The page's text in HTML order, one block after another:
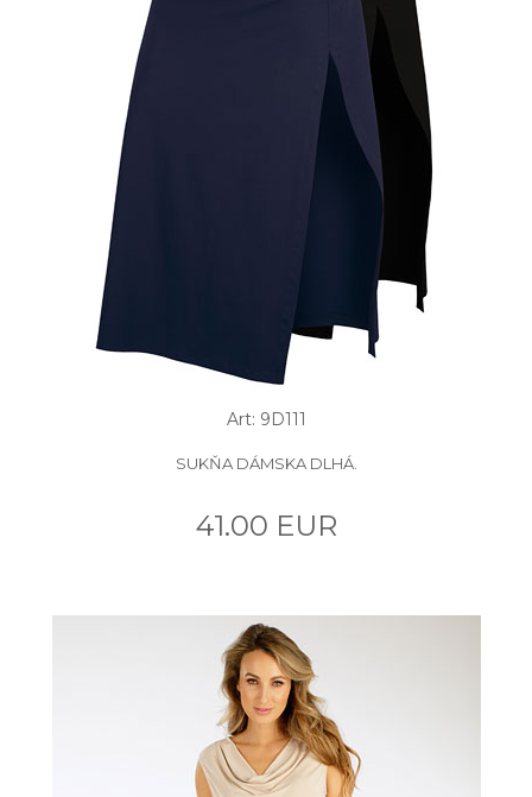
Art: 9D111
SUKŇA DÁMSKA DLHÁ.
41.00 EUR